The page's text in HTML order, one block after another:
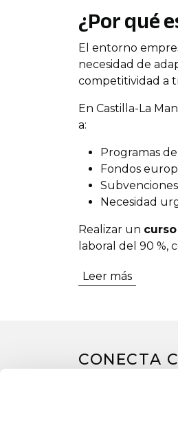
¿Por qué
El entorno
necesidad de
competitividad a
En Castilla-La
a:
Programas
Fondos
Necesidad
Realizar un
laboral del 90 %,
Oferta
permite acceder
necesitan
Realizar un
Leer más
CONECTA